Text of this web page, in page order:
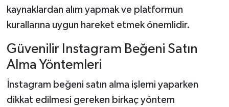
kaynaklardan alım yapmak ve platformun
kurallarına uygun hareket etmek önemlidir.
Güvenilir Instagram Beğeni Satın
Alma Yöntemleri
İnstagram beğeni satın alma işlemi yaparken
dikkat edilmesi gereken birkaç yöntem